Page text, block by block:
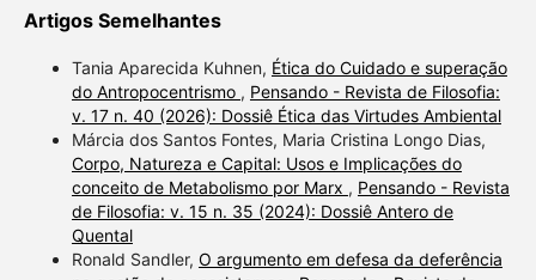
Artigos Semelhantes
Tania Aparecida Kuhnen, Ética do Cuidado e superação
do Antropocentrismo , Pensando - Revista de Filosofia:
v. 17 n. 40 (2026): Dossiê Ética das Virtudes Ambiental
Márcia dos Santos Fontes, Maria Cristina Longo Dias,
Corpo, Natureza e Capital: Usos e Implicações do
conceito de Metabolismo por Marx , Pensando - Revista
de Filosofia: v. 15 n. 35 (2024): Dossiê Antero de
Quental
Ronald Sandler, O argumento em defesa da deferência